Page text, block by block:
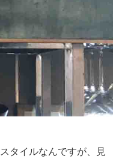
タイルなんですが、見